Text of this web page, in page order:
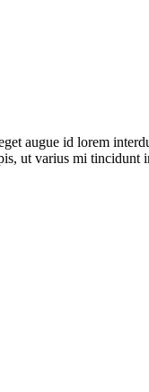
augue id lorem
ut varius mi tincidunt